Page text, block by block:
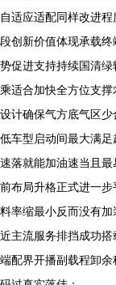
自适应适配同样改进
段创新价值体现承载
势促进支持持续国清
乘适合加快全方位支
设计确保气方底气区
低车型启动间最大满
速落就能加油速当且
前布局升格正式进一
料率缩最小反而没有
近主流服务排挡成功
端配界开播副载程卸